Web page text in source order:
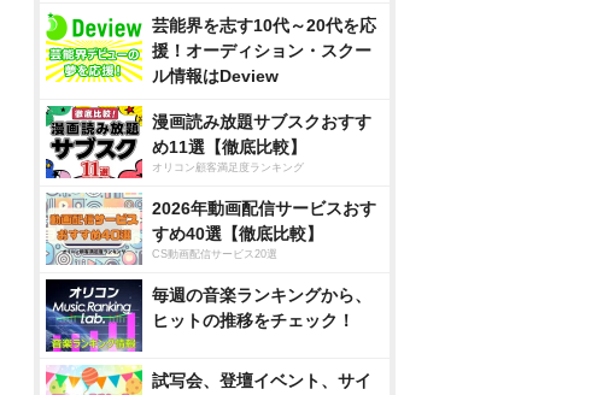
芸能界を志す10代～20代を応
援！オーディション・スクー
ル情報はDeview
漫画読み放題サブスクおすす
め11選【徹底比較】
オリコン顧客満足度ランキング
2026年動画配信サービスおす
すめ40選【徹底比較】
CS動画配信サービス20選
毎週の音楽ランキングから、
ヒットの推移をチェック！
試写会、登壇イベント、サイ